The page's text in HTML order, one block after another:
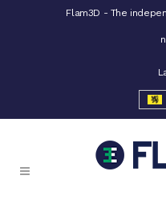
Flam3D - The